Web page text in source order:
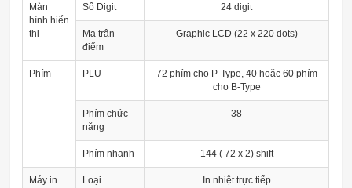
Màn
hình hiển
thị
Số Digit 24 digit
Ma trận
điểm
Graphic LCD (22 x 220 dots)
Phím PLU
72 phím cho P-Type, 40 hoặc 60 phím
cho B-Type
Phím chức
năng
38
Phím nhanh 144 ( 72 x 2) shift
Máy in Loại In nhiệt trực tiếp